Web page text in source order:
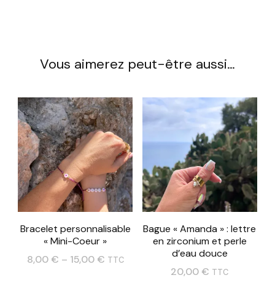
Vous aimerez peut-être aussi…
Bracelet personnalisable
« Mini-Coeur »
8,00 € – 15,00 € TTC
Bague « Amanda » : lettre
en zirconium et perle
d’eau douce
20,00 € TTC